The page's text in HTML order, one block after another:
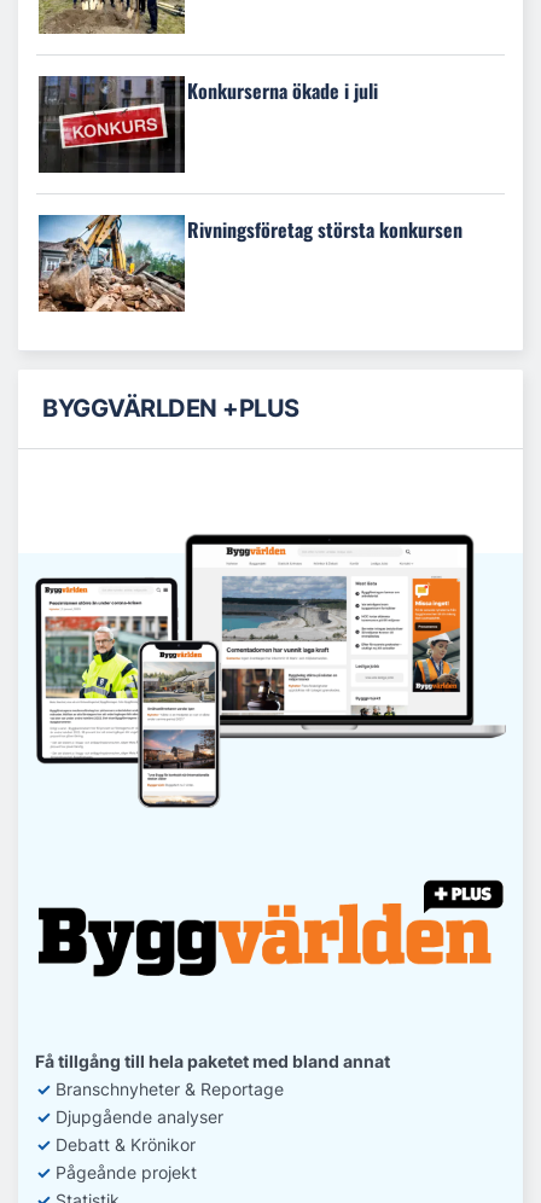
Konkurserna ökade i juli
Rivningsföretag största konkursen
BYGGVÄRLDEN +PLUS
Få tillgång till hela paketet med bland annat
✓ Branschnyheter & Reportage
✓ Djupgående analyser
✓ Debatt & Krönikor
✓ Pågeånde projekt